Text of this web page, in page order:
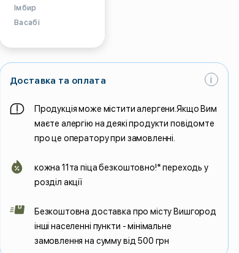
Імбир
Васабі
i
Доставка та оплата
Продукція може містити алергени.Якщо Вим
маєте алергію на деякі продукти повідомте
про це оператору при замовленні.
кожна 11та піца безкоштовно!* переходь у
розділ акції
Безкоштовна доставка про місту Вишгород
інші населенні пункти - мінімальне
замовлення на сумму від 500 грн